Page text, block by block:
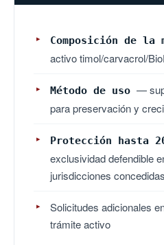
Composición de la
activo timol/carvacrol/
Método de uso —
para preservación y
Protección hasta
exclusividad defendible
jurisdicciones concedidas
Solicitudes adicionales
trámite activo